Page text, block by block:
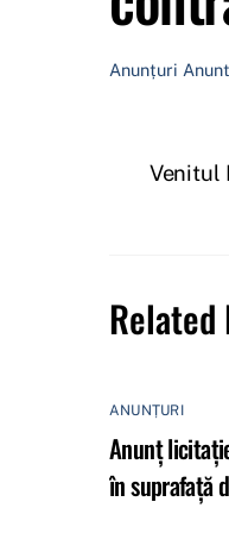
Anunțuri
Venitul
Related
ANUNȚURI
Anunț
în suprafață